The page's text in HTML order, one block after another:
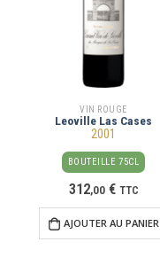
VIN ROUGE
Leoville Las Cases
2001
BOUTEILLE 75CL
312,00 € TTC
AJOUTER AU PANIER